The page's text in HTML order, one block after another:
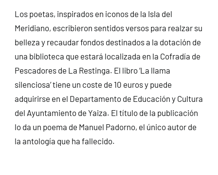
Los poetas, inspirados en iconos de la Isla del
Meridiano, escribieron sentidos versos para realzar su
belleza y recaudar fondos destinados a la dotación de
una biblioteca que estará localizada en la Cofradía de
Pescadores de La Restinga. El libro ‘La llama
silenciosa’ tiene un coste de 10 euros y puede
adquirirse en el Departamento de Educación y Cultura
del Ayuntamiento de Yaiza. El título de la publicación
lo da un poema de Manuel Padorno, el único autor de
la antología que ha fallecido.